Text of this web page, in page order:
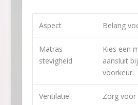
Aspect Belang
Matras
stevigheid
Kies een
aansluit
voorkeur.
Ventilatie
Zorg voor